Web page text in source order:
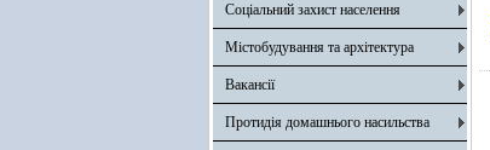
Соціальний захист населення
Містобудування та архітектура
Вакансії
Протидія домашнього насильства